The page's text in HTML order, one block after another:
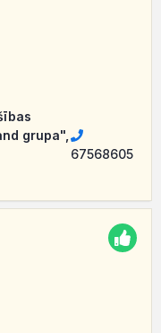
grupa",
67568605